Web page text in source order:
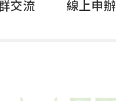
交流 線上申辦